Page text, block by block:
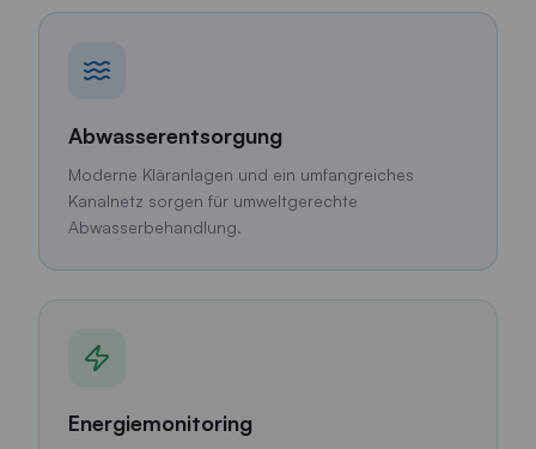
Abwasserentsorgung
Moderne Kläranlagen und ein umfangreiches
Kanalnetz sorgen für umweltgerechte
Abwasserbehandlung.
Energiemonitoring